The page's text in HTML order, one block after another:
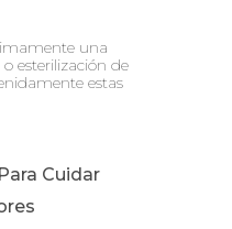
una
esterilización de
estas
Cuidar